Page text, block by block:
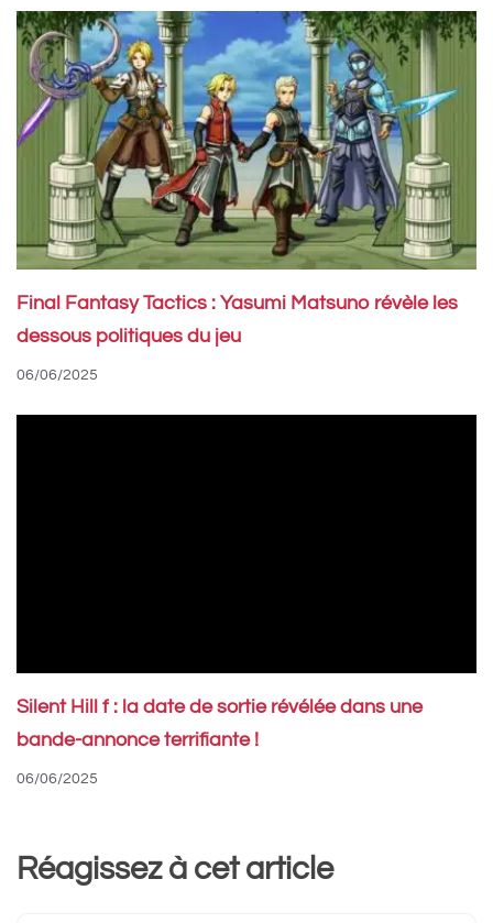
Final Fantasy Tactics : Yasumi Matsuno révèle les
dessous politiques du jeu
06/06/2025
Silent Hill f : la date de sortie révélée dans une
bande-annonce terrifiante !
06/06/2025
Réagissez à cet article